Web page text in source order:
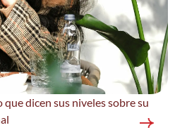
dicen sus niveles sobre su